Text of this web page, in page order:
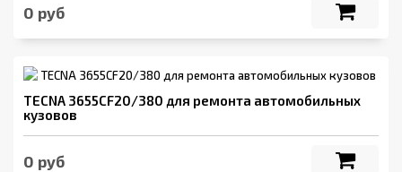
0 руб
TECNA 3655CF20/380 для ремонта автомобильных
кузовов
0 руб